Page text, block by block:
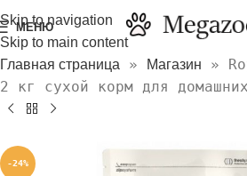
Skip to navigation
Skip to main content
МЕНЮ
Главная страница » Магазин »
2 кг сухой корм для
-24%